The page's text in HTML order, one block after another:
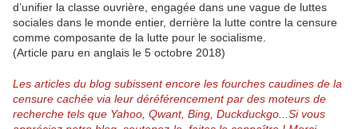
d’unifier la classe ouvrière, engagée dans une vague de luttes
sociales dans le monde entier, derrière la lutte contre la censure
comme composante de la lutte pour le socialisme.
(Article paru en anglais le 5 octobre 2018)
Les articles du blog subissent encore les fourches caudines de la
censure cachée via leur déréférencement par des moteurs de
recherche tels que Yahoo, Qwant, Bing, Duckduckgo...Si vous